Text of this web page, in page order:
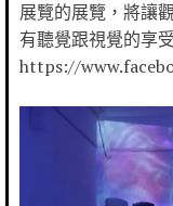
展覽的展覽，將讓
有聽覺跟視覺的享
https://